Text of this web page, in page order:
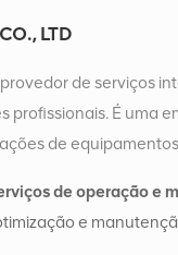
LTD
de serviços
É uma
de
Hong Kong. Em
China. Com sede
de operação e
e